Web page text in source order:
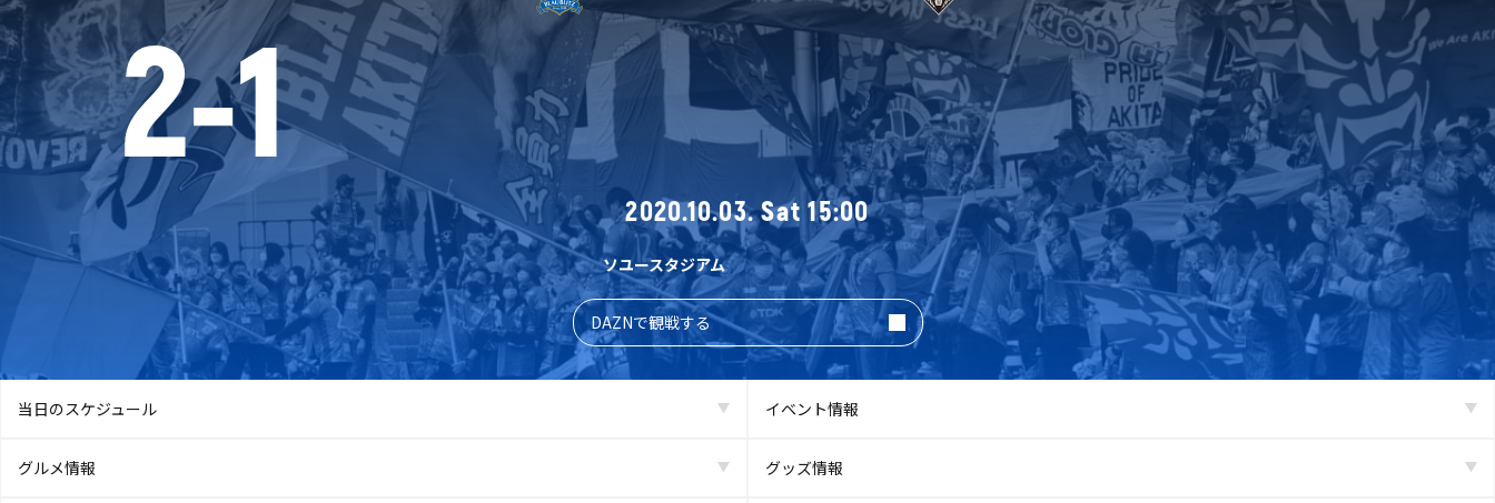
2-1
2020.10.03. Sat 15:00
ソユースタジアム
DAZNで観戦する
当日のスケジュール イベント情報
グルメ情報 グッズ情報